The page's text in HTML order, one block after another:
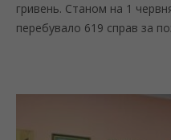
гривень. Станом на 1 червня
перебувало 619 справ за